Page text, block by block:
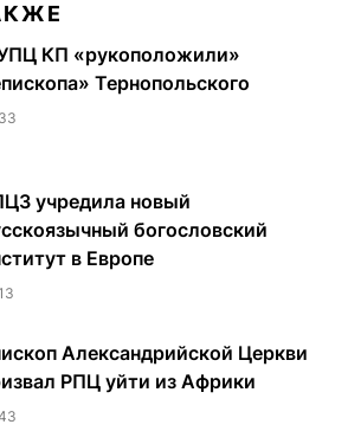
КП «рукоположили»
Тернопольского
учредила новый
богословский
в Европе
Александрийской Церкви
РПЦ уйти из Африки